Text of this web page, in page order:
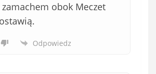
obok Meczet
Odpowiedz